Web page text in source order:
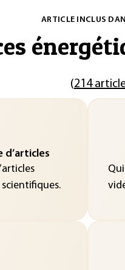
ARTICLE INCLUS
(214
d’articles